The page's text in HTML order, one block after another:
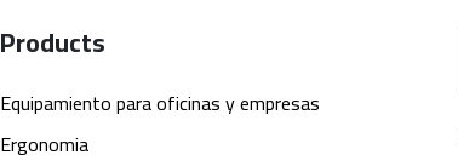
Products
Equipamiento para oficinas y empresas
Ergonomia